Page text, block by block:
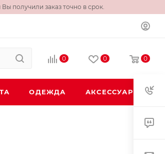
получили заказ точно в срок.
0 0 0
ОДЕЖДА АКСЕССУАРЫ